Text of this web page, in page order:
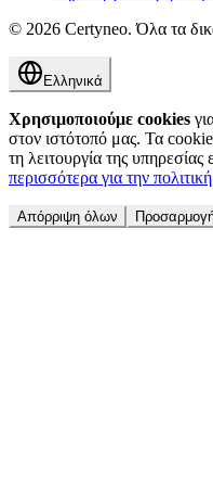
© 2026 Certyneo.Όλα τα
Ελληνικά
Χρησιμοποιούμε cookies
στον ιστότοπό μας. Τα
τη λειτουργία της υπηρεσίας
περισσότερα για την
Απόρριψη όλων